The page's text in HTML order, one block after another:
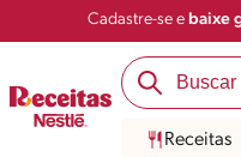
Cadastre-se e baixe
Receitas
Salvar